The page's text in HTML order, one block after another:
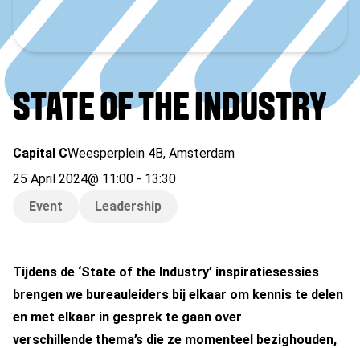
STATE OF THE INDUSTRY
Capital CWeesperplein 4B, Amsterdam
25 April 2024@ 11:00 - 13:30
Event
Leadership
Tijdens de ‘State of the Industry’ inspiratiesessies
brengen we bureauleiders bij elkaar om kennis te delen
en met elkaar in gesprek te gaan over
verschillende thema’s die ze momenteel bezighouden,